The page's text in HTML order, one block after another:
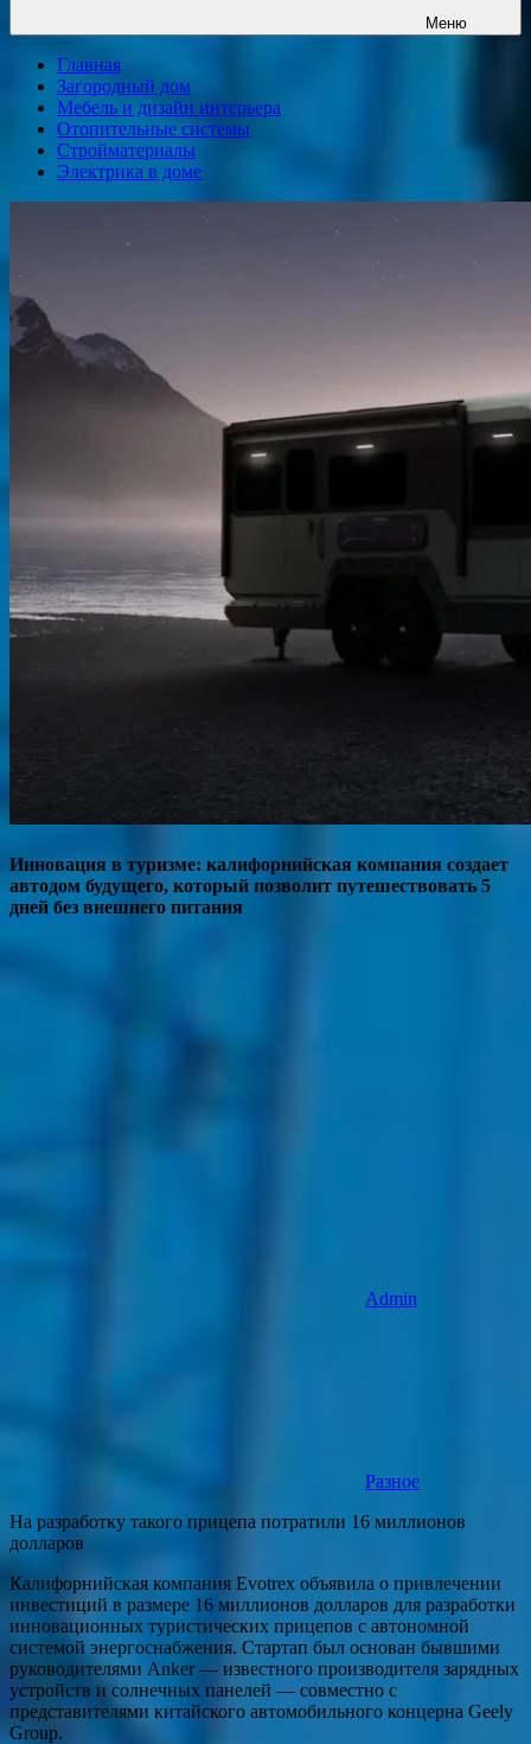
Меню
Главная
Загородный дом
Мебель и дизайн интерьера
Отопительные системы
Стройматериалы
Электрика в доме
Инновация в туризме: калифорнийская компания создает
автодом будущего, который позволит путешествовать 5
дней без внешнего питания
Admin
Разное
На разработку такого прицепа потратили 16 миллионов
долларов
Калифорнийская компания Evotrex объявила о привлечении
инвестиций в размере 16 миллионов долларов для разработки
инновационных туристических прицепов с автономной
системой энергоснабжения. Стартап был основан бывшими
руководителями Anker — известного производителя зарядных
устройств и солнечных панелей — совместно с
представителями китайского автомобильного концерна Geely
Group.